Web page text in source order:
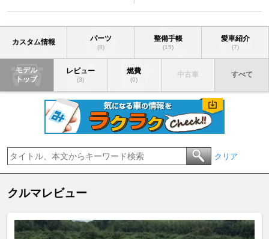
カスタム情報 パーツ
(8)
整備手帳
(15)
愛車紹介
(7)
モデル
トップ
レビュー
(3)
燃費
(0)
中古車 すべて
クリア
クルマレビュー